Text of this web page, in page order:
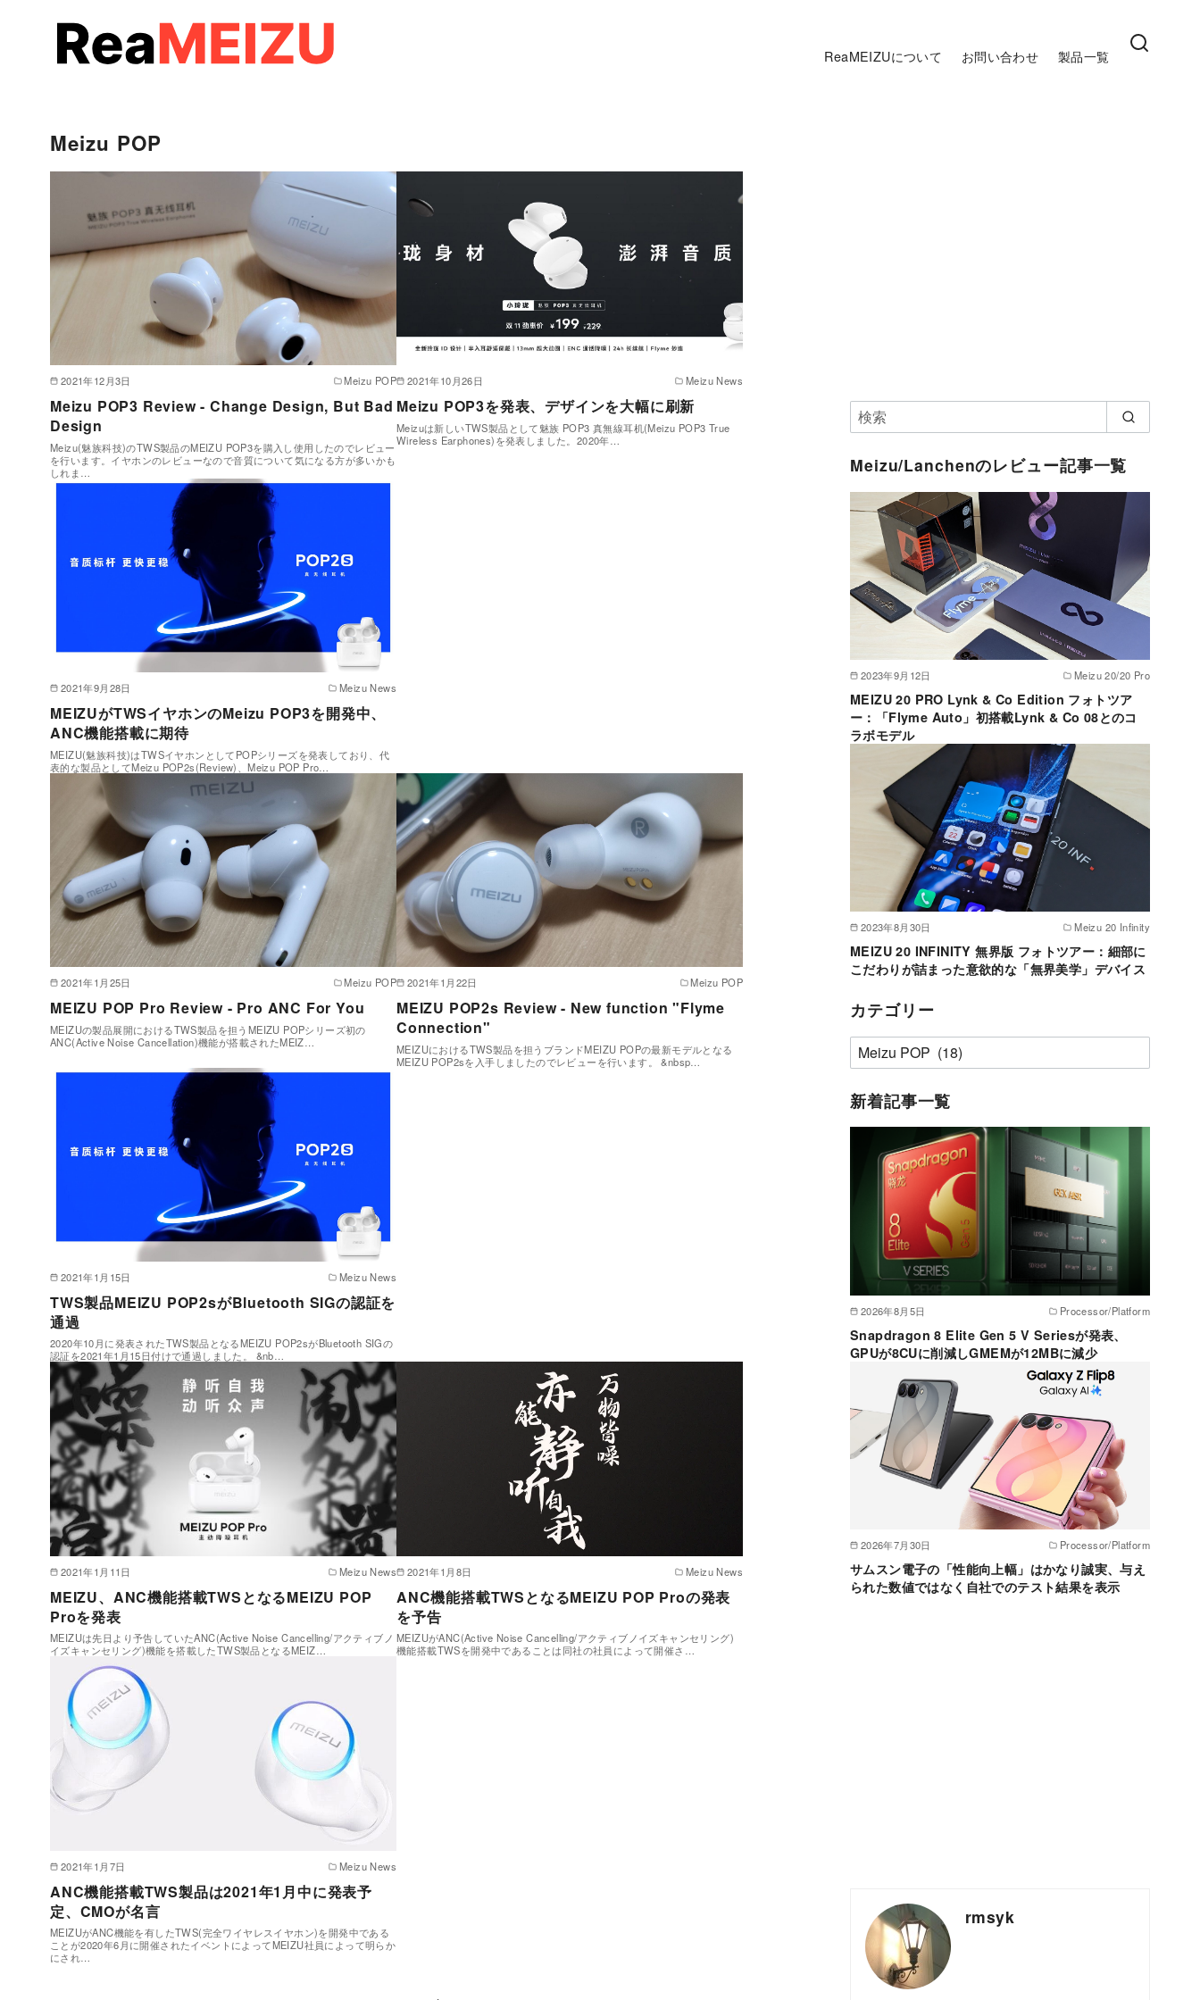
ReaMEIZUについて お問い合わせ 製品一覧
Meizu POP
2021年12月3日 Meizu POP
Meizu POP3 Review - Change Design, But Bad
Design
Meizu(魅族科技)のTWS製品のMEIZU POP3を購入し使用したのでレビュー
を行います。イヤホンのレビューなので音質について気になる方が多いかも
しれま…
2021年10月26日 Meizu News
Meizu POP3を発表、デザインを大幅に刷新
Meizuは新しいTWS製品として魅族 POP3 真無線耳机(Meizu POP3 True
Wireless Earphones)を発表しました。2020年…
2021年9月28日 Meizu News
MEIZUがTWSイヤホンのMeizu POP3を開発中、
ANC機能搭載に期待
MEIZU(魅族科技)はTWSイヤホンとしてPOPシリーズを発表しており、代
表的な製品としてMeizu POP2s(Review)、Meizu POP Pro…
2021年1月25日 Meizu POP
MEIZU POP Pro Review - Pro ANC For You
MEIZUの製品展開におけるTWS製品を担うMEIZU POPシリーズ初の
ANC(Active Noise Cancellation)機能が搭載されたMEIZ…
2021年1月22日 Meizu POP
MEIZU POP2s Review - New function "Flyme
Connection"
MEIZUにおけるTWS製品を担うブランドMEIZU POPの最新モデルとなる
MEIZU POP2sを入手しましたのでレビューを行います。 &nbsp…
2021年1月15日 Meizu News
TWS製品MEIZU POP2sがBluetooth SIGの認証を
通過
2020年10月に発表されたTWS製品となるMEIZU POP2sがBluetooth SIGの
認証を2021年1月15日付けで通過しました。 &nb…
2021年1月11日 Meizu News
MEIZU、ANC機能搭載TWSとなるMEIZU POP
Proを発表
MEIZUは先日より予告していたANC(Active Noise Cancelling/アクティブノ
イズキャンセリング)機能を搭載したTWS製品となるMEIZ…
2021年1月8日 Meizu News
ANC機能搭載TWSとなるMEIZU POP Proの発表
を予告
MEIZUがANC(Active Noise Cancelling/アクティブノイズキャンセリング)
機能搭載TWSを開発中であることは同社の社員によって開催さ…
2021年1月7日 Meizu News
ANC機能搭載TWS製品は2021年1月中に発表予
定、CMOが名言
MEIZUがANC機能を有したTWS(完全ワイヤレスイヤホン)を開発中である
ことが2020年6月に開催されたイベントによってMEIZU社員によって明らか
にされ…
Meizu/Lanchenのレビュー記事一覧
2023年9月12日 Meizu 20/20 Pro
MEIZU 20 PRO Lynk & Co Edition フォトツア
ー：「Flyme Auto」初搭載Lynk & Co 08とのコ
ラボモデル
2023年8月30日 Meizu 20 Infinity
MEIZU 20 INFINITY 無界版 フォトツアー：細部に
こだわりが詰まった意欲的な「無界美学」デバイス
カテゴリー
カ
テ
ゴ
新着記事一覧
2026年8月5日 Processor/Platform
Snapdragon 8 Elite Gen 5 V Seriesが発表、
GPUが8CUに削減しGMEMが12MBに減少
2026年7月30日 Processor/Platform
サムスン電子の「性能向上幅」はかなり誠実、与え
られた数値ではなく自社でのテスト結果を表示
rmsyk